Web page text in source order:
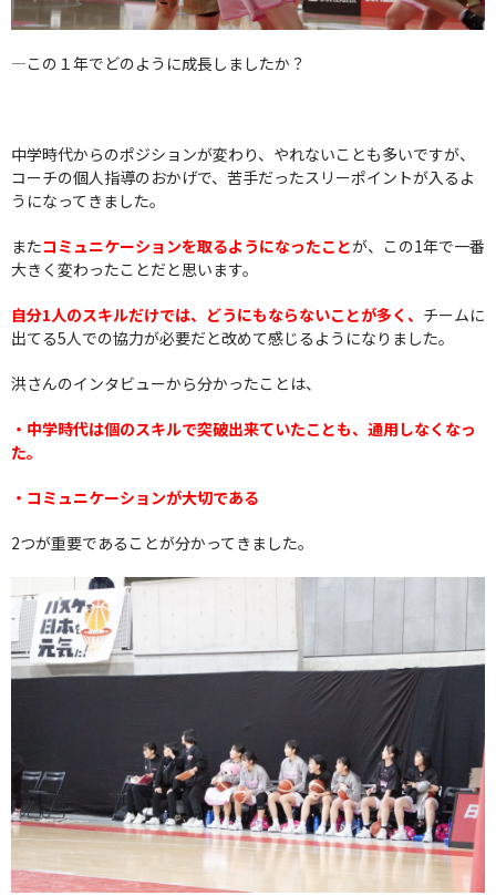
―この１年でどのように成長しましたか？
中学時代からのポジションが変わり、やれないことも多いですが、
コーチの個人指導のおかげで、苦手だったスリーポイントが入るよ
うになってきました。
またコミュニケーションを取るようになったことが、この1年で一番
大きく変わったことだと思います。
自分1人のスキルだけでは、どうにもならないことが多く、 チームに
出てる5人での協力が必要だと改めて感じるようになりました。
洪さんのインタビューから分かったことは、
・中学時代は個のスキルで突破出来ていたことも、通用しなくなっ
た。
・コミュニケーションが大切である
2つが重要であることが分かってきました。